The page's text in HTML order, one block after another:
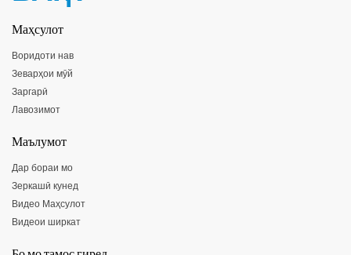
Маҳсулот
Воридоти нав
Зеварҳои мӯй
Заргарӣ
Лавозимот
Маълумот
Дар бораи мо
Зеркашӣ кунед
Видео Маҳсулот
Видеои ширкат